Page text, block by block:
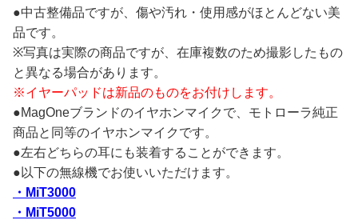
●中古整備品ですが、傷や汚れ・使用感がほとんどない美
品です。
※写真は実際の商品ですが、在庫複数のため撮影したもの
と異なる場合があります。
※イヤーパッドは新品のものをお付けします。
●MagOneブランドのイヤホンマイクで、モトローラ純正
商品と同等のイヤホンマイクです。
●左右どちらの耳にも装着することができます。
●以下の無線機でお使いいただけます。
・MiT3000
・MiT5000